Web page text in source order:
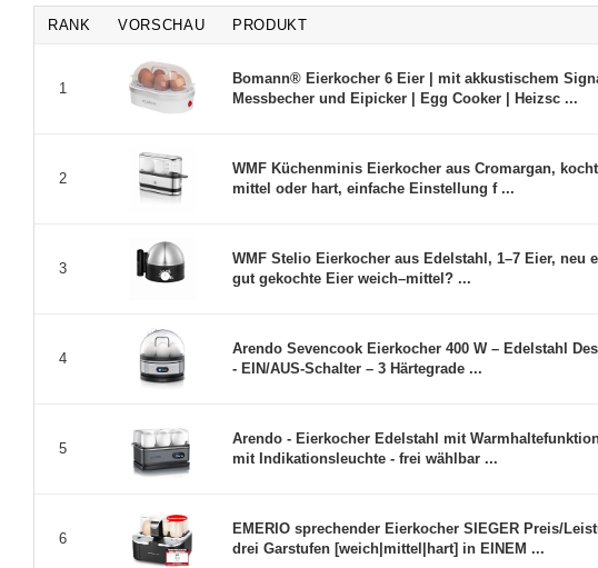
RANK VORSCHAU PRODUKT
1
Bomann® Eierkocher 6 Eier | mit akkustischem
Messbecher und Eipicker | Egg Cooker | Heizsc ...
2
WMF Küchenminis Eierkocher aus Cromargan,
mittel oder hart, einfache Einstellung f ...
3
WMF Stelio Eierkocher aus Edelstahl, 1–7 Eier, neu
gut gekochte Eier weich–mittel? ...
4
Arendo Sevencook Eierkocher 400 W – Edelstahl
- EIN/AUS-Schalter – 3 Härtegrade ...
5
Arendo - Eierkocher Edelstahl mit
mit Indikationsleuchte - frei wählbar ...
6
EMERIO sprechender Eierkocher SIEGER Preis/
drei Garstufen [weich|mittel|hart] in EINEM ...